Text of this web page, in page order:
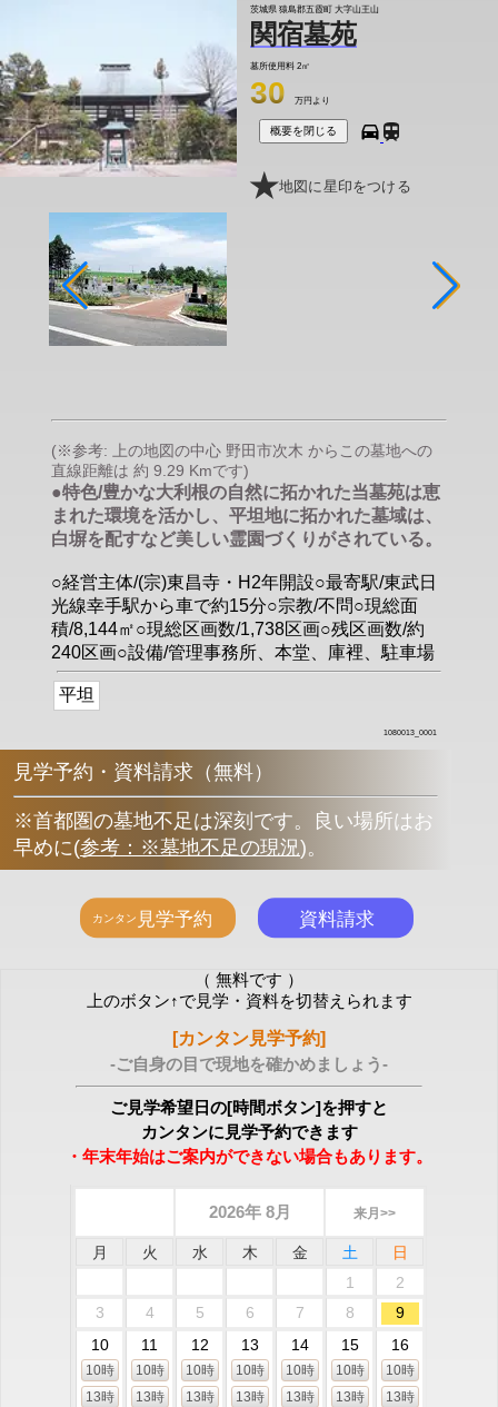
茨城県 猿島郡五霞町 大字山王山
関宿墓苑
墓所使用料 2㎡
30 万円より
概要を閉じる
地図に星印をつける
(※参考: 上の地図の中心 野田市次木 からこの墓地への
直線距離は 約 9.29 Kmです)
●特色/豊かな大利根の自然に拓かれた当墓苑は恵
まれた環境を活かし、平坦地に拓かれた墓域は、
白塀を配すなど美しい霊園づくりがされている。
○経営主体/(宗)東昌寺・H2年開設○最寄駅/東武日
光線幸手駅から車で約15分○宗教/不問○現総面
積/8,144㎡○現総区画数/1,738区画○残区画数/約
240区画○設備/管理事務所、本堂、庫裡、駐車場
平坦
1080013_0001
見学予約・資料請求（無料）
※首都圏の墓地不足は深刻です。良い場所はお
早めに(参考：※墓地不足の現況)。
（ 無料です ）
上のボタン↑で見学・資料を切替えられます
[カンタン見学予約]
-ご自身の目で現地を確かめましょう-
ご見学希望日の[時間ボタン]を押すと
カンタンに見学予約できます
・年末年始はご案内ができない場合もあります。
2026年 8月 来月>>
月 火 水 木 金 土
日
1
2
3
4 5 6 7 8
9
10
10時
13時
11
10時
13時
12
10時
13時
13
10時
13時
14
10時
13時
15
10時
13時
16
10時
13時